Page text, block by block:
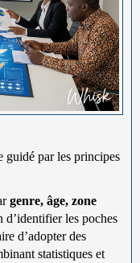
par les principes
genre, âge, zone
d’identifier les poches
d’adopter des
statistiques et